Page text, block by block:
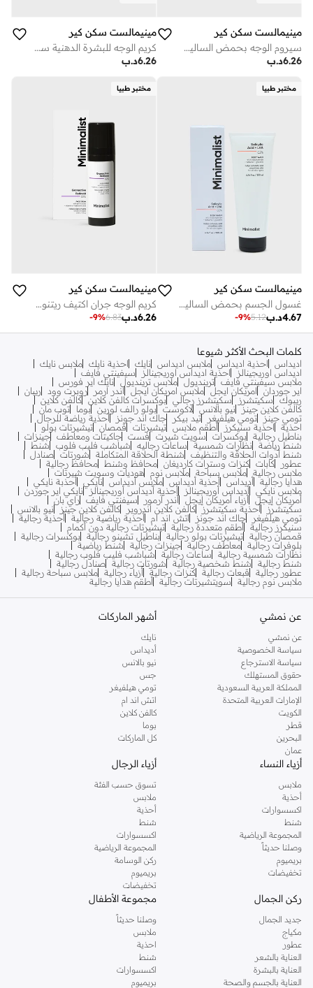
مينيمالست سكن كير
سيروم الوجه بحمض الساليسيليك 02%
د.ب6.26
مينيمالست سكن كير
كريم الوجه للبشرة الدهنية سيراميد ماديكاسوسيد
د.ب6.26
مختبر طبيا
مينيمالست سكن كير
غسول الجسم بحمض الساليسيليك + إل إتش إيه 02%
د.ب4.67
5.12
-9%
مختبر طبيا
مينيمالست سكن كير
كريم الوجه جران اكتيف ريتنويد 02%
د.ب6.26
6.83
-9%
كلمات البحث الأكثر شيوعا
اديداس احذية اديداس ملابس اديداس نايك احذية نايك ملابس نايك
اديداس اوريجينالز
احذية اديداس اوريجينالز
سيفينتي فايف
ملابس سيفينتي فايف ترينديول ملابس ترينديول نايك اير فورس
اير جوردان
امريكان ايجل ملابس امريكان ايجل اندر ارمر روبرت وود
ريبان
ريبوك
سكيتشرز سكيتشرز رجالي بوكسرات كالفن كلاين كالفن كلاين
كالفن كلاين جينز نيو بالانس لاكوست بولو رالف لورين بوما
توب مان
تومي جينز تومي هيلفيغر تيد بيكر جاك اند جونز
أحذية رياضة للرجال
احذية
احذية سنيكرز أطقم ملابس تيشيرتات قمصان تيشيرتات بولو
بناطيل رجالية بوكسرات سويت شيرت فست جاكيتات ومعاطف جينزات
شنط رياضة نظارات شمسية ساعات رجاليه شباشب فليب فلوب
شنط
شنط أدوات الحلاقة والتنظيف
شنطة الحلاقة المتكاملة شورتات صنادل
عطور
كابات كنزات وسترات كارديغان محافظ وشنط
محافظ رجالية
ملابس رجالية ملابس سباحة ملابس نوم
هوديات وسويت شيرتات
هدايا رجالية أديداس أحذية أديداس ملابس أديداس نايكي أحذبة نايكي
ملابس نايكي أديداس أوريجينالز أحذية أديداس أوريجينالز
نايكي اير جوردن
أمريكان إيجل أزياء أمريكان إيجل أندر آرمور سيفنتي فايف راي بان
سكيتشرز
أحذية سكيتشرز كالفن كلاين اندروير كالفن كلاين جينز
نيو بالانس
تومي هيلفيغر
جاك اند جونز اتش اند ام أحذية رياضية رجالية أحذية رجالية
سنيكرز رجالية أطقم متعددة رجالية تيشيرتات رجالية دون أكمام
قمصان رجالية تيشيرتات بولو رجالية بناطيل تشينو رجالية بوكسرات رجالية
بلوفرات رجالية معاطف رجالية جينزات رجالية
شنط رياضية
نظارات شمسية رجالية
ساعات رجالية
شباشب فليب فلوب رجالية
شنط رجالية
شنط شخصية رجالية شورتات رجالية صنادل رجالية
عطور رجالية
قبعات رجالية كنزات رجالية أزياء رجالية ملابس سباحة رجالية
ملابس نوم رجالية
سويتشيرتات رجالية أطقم هدايا رجالية
عن نمشي
عن نمشي
سياسة الخصوصية
سياسة الاسترجاع
حقوق المستهلك
المملكة العربية السعودية
الإمارات العربية المتحدة
الكويت
قطر
البحرين
عمان
أشهر الماركات
نايك
أديداس
نيو بالانس
جس
تومي هيلفيغر
اتش اند ام
كالفن كلاين
بوما
كل الماركات
أزياء النساء
ملابس
أحذية
اكسسوارات
شنط
المجموعة الرياضية
وصلنا حديثاً
بريميوم
تخفيضات
أزياء الرجال
تسوق حسب الفئة
ملابس
أحذية
شنط
اكسسوارات
المجموعة الرياضية
ركن الوسامة
بريميوم
تخفيضات
ركن الجمال
جديد الجمال
مكياج
عطور
العناية بالشعر
العناية بالبشرة
العناية بالجسم والصحة
مجموعة الأطفال
وصلنا حديثاً
ملابس
احذية
شنط
اكسسوارات
بريميوم